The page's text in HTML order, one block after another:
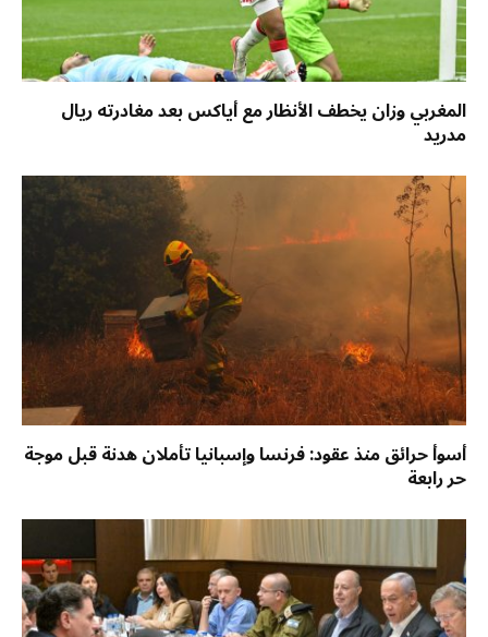
المغربي وزان يخطف الأنظار مع أياكس بعد مغادرته ريال
مدريد
أسوأ حرائق منذ عقود: فرنسا وإسبانيا تأملان هدنة قبل موجة
حر رابعة